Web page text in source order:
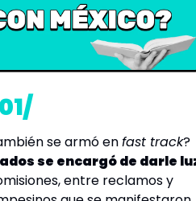
01/
se armó en fast track?
se encargó de darle
entre reclamos y